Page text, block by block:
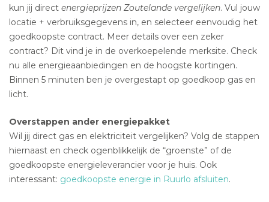
kun jij direct energieprijzen Zoutelande vergelijken. Vul jouw
locatie + verbruiksgegevens in, en selecteer eenvoudig het
goedkoopste contract. Meer details over een zeker
contract? Dit vind je in de overkoepelende merksite. Check
nu alle energieaanbiedingen en de hoogste kortingen.
Binnen 5 minuten ben je overgestapt op goedkoop gas en
licht.
Overstappen ander energiepakket
Wil jij direct gas en elektriciteit vergelijken? Volg de stappen
hiernaast en check ogenblikkelijk de “groenste” of de
goedkoopste energieleverancier voor je huis. Ook
interessant: goedkoopste energie in Ruurlo afsluiten.